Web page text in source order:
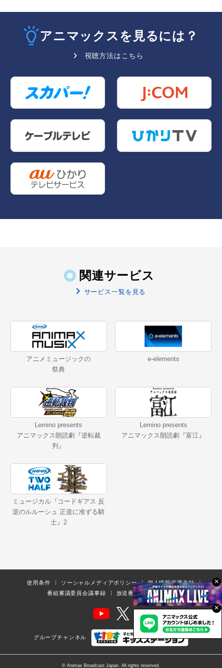
アニマックスを見るには？
視聴方法はこちら
×
×
関連サービス
サービス一覧を見る
アニメミュージックの
祭典
e-elements
Lemino presents
アニマックス朗読劇『逆転裁
判』
Lemino presents
アニマックス朗読劇『富江』
ミュージカル『コードギアス 反
逆のルルーシュ 正道に准ずる騎
士』2
使用条件 ソーシャルメディアポリシー
個人情報保護方針
番組審議委員会議事録
放送番組の編集の基準
グループチャンネル
© Animax Broadcast Japan. All rights reserved.